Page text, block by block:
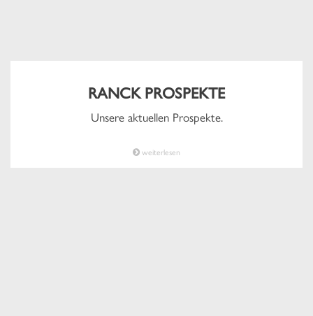
RANCK PROSPEKTE
Unsere aktuellen Prospekte.
weiterlesen